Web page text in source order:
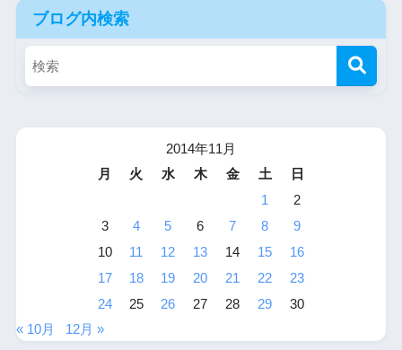
ブログ内検索
2014年11月
月
火 水 木 金 土
日
1
2
3
4 5 6 7 8
9
10
11 12 13 14 15
16
17
18 19 20 21 22
23
24
25 26 27 28 29
30
« 10月
12月 »